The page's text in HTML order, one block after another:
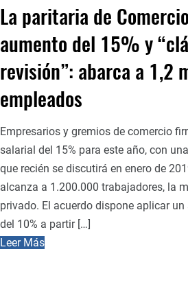
La paritaria de
aumento del 15% y
revisión”: abarca a 1,2
empleados
Empresarios y gremios de comercio
salarial del 15% para este año, con
que recién se discutirá en enero de
alcanza a 1.200.000 trabajadores, la
privado. El acuerdo dispone aplicar
del 10% a partir […]
Leer Más